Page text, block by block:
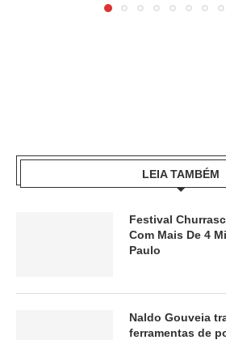
LEIA TAMBÉM
Festival
Com Mais De 4
Paulo
Naldo Gouveia
ferramentas de